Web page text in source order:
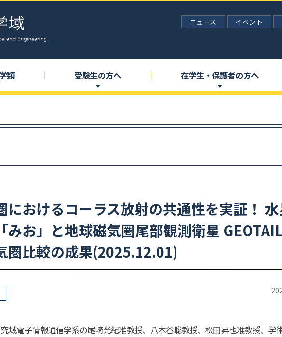
ニュース イベント
類 受験生の方へ 在学生 ・保護者の方へ
におけるコーラス放射の共通性を実証！
「みお」 と地球磁気圏尾部観測衛星 GEOTAIL
圏比較の成果(2025.12.01)
域電子情報通信学系の尾崎光紀准教授、八木谷聡教授、松田昇也准教授、学